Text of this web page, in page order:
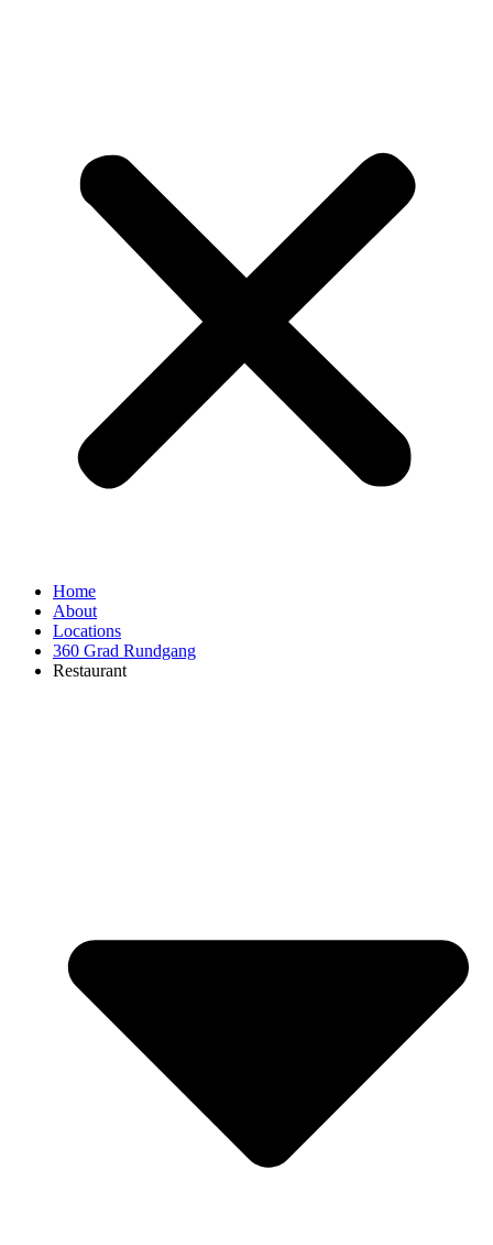
Home
About
Locations
360 Grad Rundgang
Restaurant